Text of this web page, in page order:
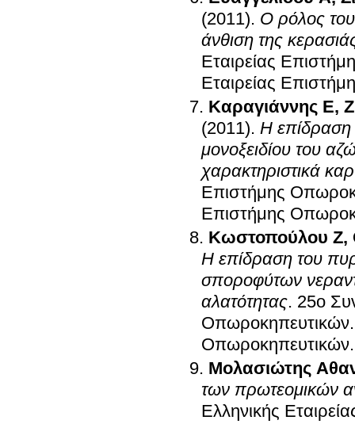
(2011). Ο ρόλος του
άνθιση της
Eταιρείας
Eταιρείας
Καραγιάννης Ε,
(2011). Η επίδραση
μονοξειδίου του
χαρακτηριστικά
Eπιστήμης
Eπιστήμης
Κωστοπούλου Ζ,
Η επίδραση του
σποροφύτων
αλατότητας. 25o
Oπωροκηπευτικών
Oπωροκηπευτικών
Μολασιώτης
των πρωτεομικών
Eλληνικής